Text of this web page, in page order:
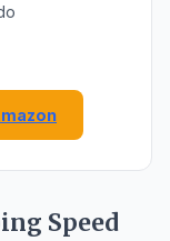
Speed